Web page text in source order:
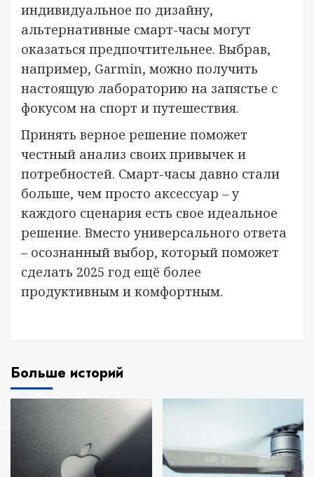
индивидуальное по дизайну,
альтернативные смарт-часы могут
оказаться предпочтительнее. Выбрав,
например, Garmin, можно получить
настоящую лабораторию на запястье с
фокусом на спорт и путешествия.
Принять верное решение поможет
честный анализ своих привычек и
потребностей. Смарт-часы давно стали
больше, чем просто аксессуар – у
каждого сценария есть свое идеальное
решение. Вместо универсального ответа
– осознанный выбор, который поможет
сделать 2025 год ещё более
продуктивным и комфортным.
Больше историй